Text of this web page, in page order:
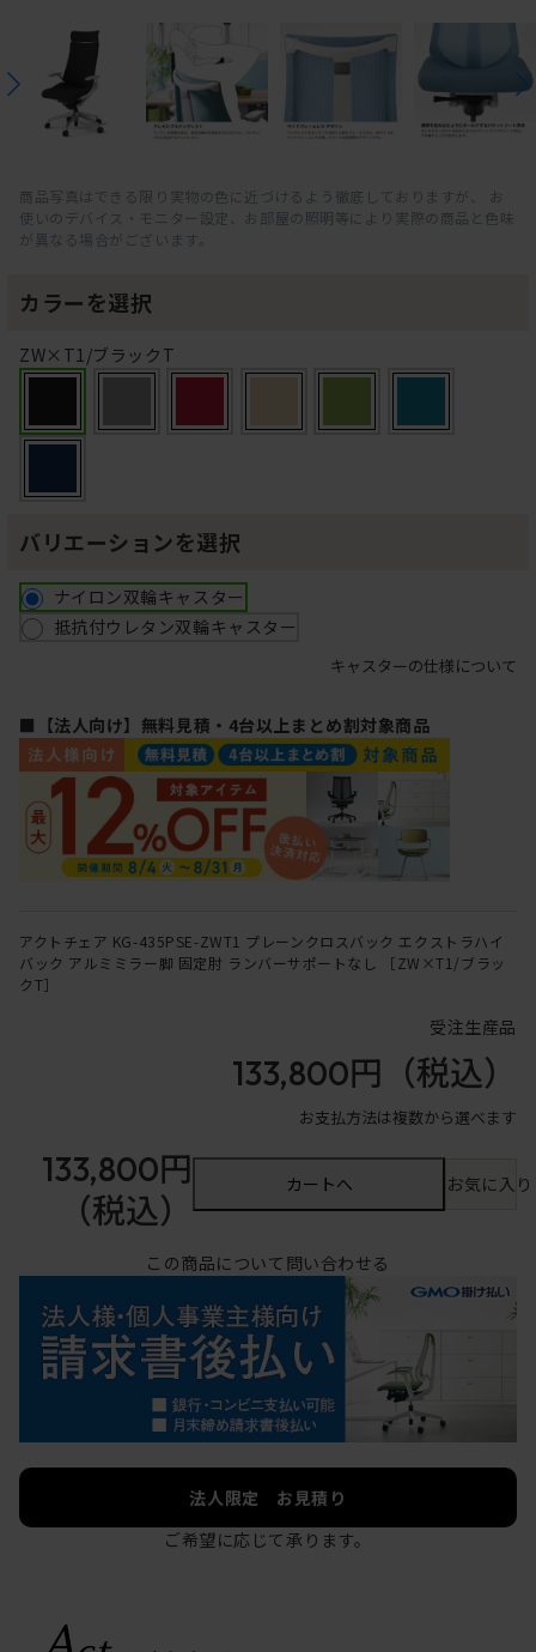
商品写真はできる限り実物の色に近づけるよう徹底しておりますが、 お
使いのデバイス・モニター設定、お部屋の照明等により実際の商品と色味
が異なる場合がございます。
カラーを選択
ZW×T1/ブラックT
バリエーションを選択
ナイロン双輪キャスター
抵抗付ウレタン双輪キャスター
キャスターの仕様について
■【法人向け】無料見積・4台以上まとめ割対象商品
アクトチェア KG-435PSE-ZWT1 プレーンクロスバック エクストラハイ
バック アルミミラー脚 固定肘 ランバーサポートなし ［ZW×T1/ブラッ
クT］
受注生産品
133,800円 （税込）
お支払方法は複数から選べます
133,800円
（税込）
カートへ お気に入
この商品について問い合わせる
法人限定 お見積り
ご希望に応じて承ります。